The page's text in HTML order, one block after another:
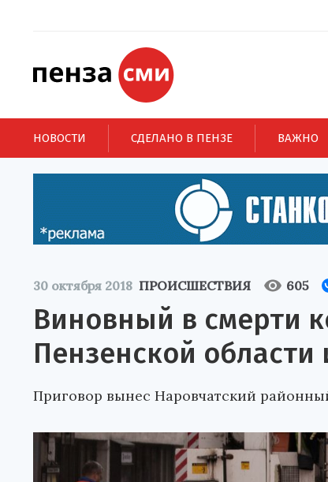
НОВОСТИ СДЕЛАНО В ПЕНЗЕ ВАЖНО
30 октября 2018 ПРОИСШЕСТВИЯ 605
Виновный в смерти
Пензенской
Приговор вынес Наровчатский